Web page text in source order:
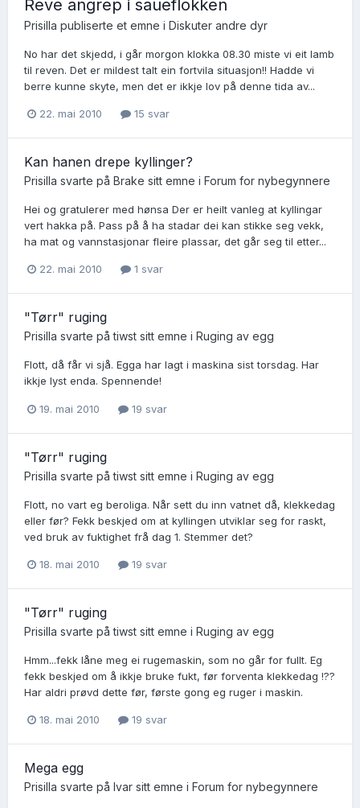
Reve angrep i saueflokken
Prisilla publiserte et emne i Diskuter andre dyr
No har det skjedd, i går morgon klokka 08.30 miste vi eit lamb
til reven. Det er mildest talt ein fortvila situasjon!! Hadde vi
berre kunne skyte, men det er ikkje lov på denne tida av...
22. mai 2010 15 svar
Kan hanen drepe kyllinger?
Prisilla svarte på Brake sitt emne i Forum for nybegynnere
Hei og gratulerer med hønsa Der er heilt vanleg at kyllingar
vert hakka på. Pass på å ha stadar dei kan stikke seg vekk,
ha mat og vannstasjonar fleire plassar, det går seg til etter...
22. mai 2010 1 svar
"Tørr" ruging
Prisilla svarte påtiwst sitt emne i Ruging av egg
Flott, då får vi sjå. Egga har lagt i maskina sist torsdag. Har
ikkje lyst enda. Spennende!
19. mai 2010 19 svar
"Tørr" ruging
Prisilla svarte påtiwst sitt emne i Ruging av egg
Flott, no vart eg beroliga. Når sett du inn vatnet då, klekkedag
eller før? Fekk beskjed om at kyllingen utviklar seg for raskt,
ved bruk av fuktighet frå dag 1. Stemmer det?
18. mai 2010 19 svar
"Tørr" ruging
Prisilla svarte påtiwst sitt emne i Ruging av egg
Hmm...fekk låne meg ei rugemaskin, som no går for fullt. Eg
fekk beskjed om å ikkje bruke fukt, før forventa klekkedag !??
Har aldri prøvd dette før, første gong eg ruger i maskin.
18. mai 2010 19 svar
Mega egg
Prisilla svarte på Ivar sitt emne i Forum for nybegynnere